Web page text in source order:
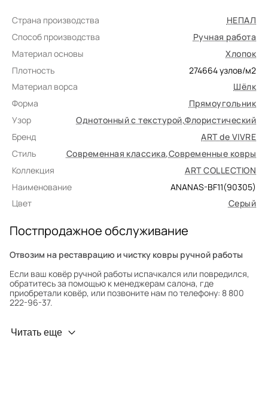
Страна производства
НЕПАЛ
Способ производства
Ручная работа
Материал основы
Хлопок
Плотность
274664узлов/м2
Материал ворса
Шёлк
Форма
Прямоугольник
Узор
Однотонный с текстурой,Флористический
Бренд
ART de VIVRE
Стиль
Современная классика,Современные ковры
Коллекция
ART COLLECTION
Наименование
ANANAS-BF11(90305)
Цвет
Серый
Постпродажное обслуживание
Отвозим на реставрацию и чистку ковры ручной работы
Если ваш ковёр ручной работы испачкался или повредился,
обратитесь за помощью к менеджерам салона, где
приобретали ковёр, или позвоните нам по телефону: 8 800
222-96-37.
Профилактика износа
Читать еще